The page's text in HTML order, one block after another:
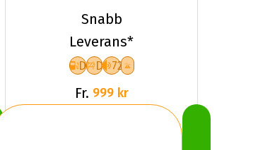
PL01 XL
Friktion
2026
Snabb
Leverans*
D D 72
Fr. 999 kr